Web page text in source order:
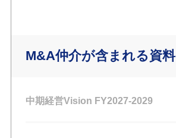
M&A仲介が含まれる資料
中期経営Vision FY2027-2029